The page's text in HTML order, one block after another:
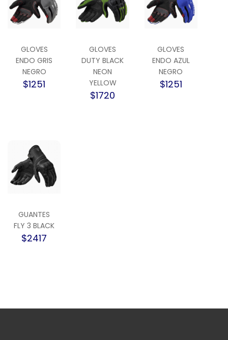
GLOVES
ENDO GRIS
NEGRO
$1251
GLOVES
DUTY BLACK
NEON
YELLOW
$1720
GLOVES
ENDO AZUL
NEGRO
$1251
GUANTES
FLY 3 BLACK
$2417